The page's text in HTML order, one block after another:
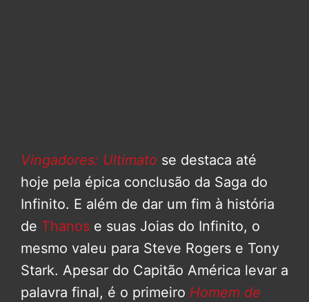
Vingadores: Ultimato se destaca até
hoje pela épica conclusão da Saga do
Infinito. E além de dar um fim à história
de Thanos e suas Joias do Infinito, o
mesmo valeu para Steve Rogers e Tony
Stark. Apesar do Capitão América levar a
palavra final, é o primeiro Homem de